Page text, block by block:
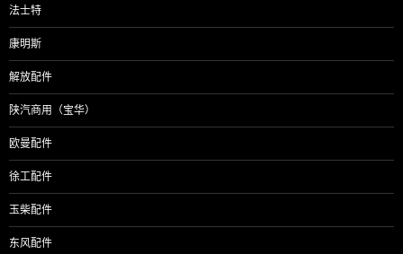
法士特
康明斯
解放配件
陕汽商用（宝华）
欧曼配件
徐工配件
玉柴配件
东风配件